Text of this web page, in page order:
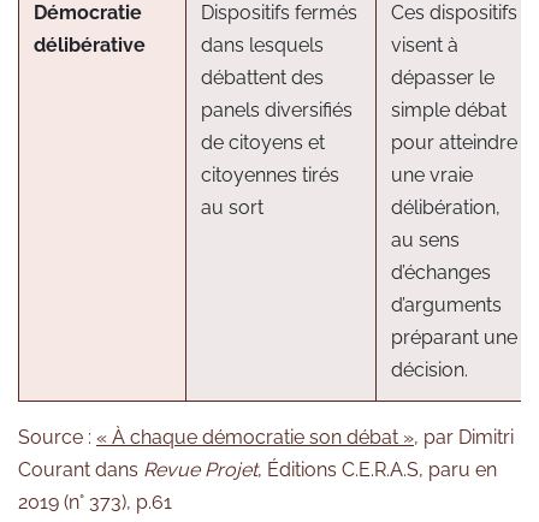
Démocratie
délibérative
Dispositifs fermés
dans lesquels
débattent des
panels diversifiés
de citoyens et
citoyennes tirés
au sort
Ces dispositifs
visent à
dépasser le
simple débat
pour atteindre
une vraie
délibération,
au sens
d’échanges
d’arguments
préparant une
décision.
Source : « À chaque démocratie son débat », par Dimitri
Courant dans Revue Projet, Éditions C.E.R.A.S, paru en
2019 (n° 373), p.61